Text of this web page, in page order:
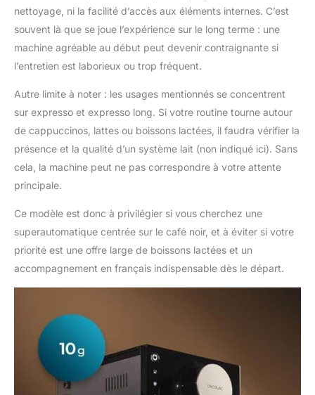
nettoyage, ni la facilité d’accès aux éléments internes. C’est
souvent là que se joue l’expérience sur le long terme : une
machine agréable au début peut devenir contraignante si
l’entretien est laborieux ou trop fréquent.
Autre limite à noter : les usages mentionnés se concentrent
sur expresso et expresso long. Si votre routine tourne autour
de cappuccinos, lattes ou boissons lactées, il faudra vérifier la
présence et la qualité d’un système lait (non indiqué ici). Sans
cela, la machine peut ne pas correspondre à votre attente
principale.
Ce modèle est donc à privilégier si vous cherchez une
superautomatique centrée sur le café noir, et à éviter si votre
priorité est une offre large de boissons lactées et un
accompagnement en français indispensable dès le départ.